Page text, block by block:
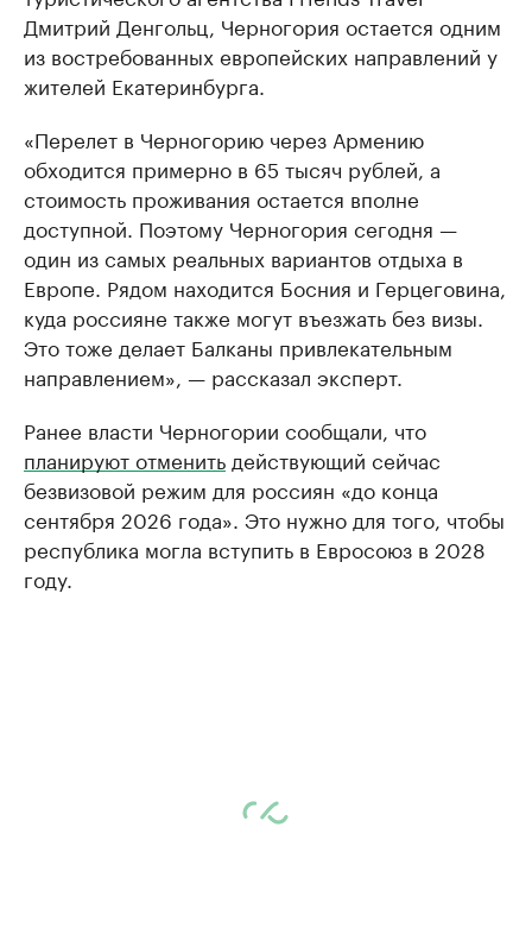
Дмитрий Денгольц, Черногория остается одним
из востребованных европейских направлений у
жителей Екатеринбурга.
«Перелет в Черногорию через Армению
обходится примерно в 65 тысяч рублей, а
стоимость проживания остается вполне
доступной. Поэтому Черногория сегодня —
один из самых реальных вариантов отдыха в
Европе. Рядом находится Босния и Герцеговина,
куда россияне также могут въезжать без визы.
Это тоже делает Балканы привлекательным
направлением», — рассказал эксперт.
Ранее власти Черногории сообщали, что
планируют отменить действующий сейчас
безвизовой режим для россиян «до конца
сентября 2026 года». Это нужно для того, чтобы
республика могла вступить в Евросоюз в 2028
году.